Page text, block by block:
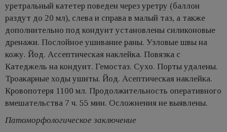
уретральный катетер поведен через уретру (баллон
раздут до 20 мл), слева и справа в малый таз, а также
дополнительно под кондуит установлены силиконовые
дренажи. Послойное ушивание раны. Узловые швы на
кожу. Йод. Ассептическая наклейка. Повязка с
Катеджель на кондуит. Гемостаз. Сухо. Порты удалены.
Троакарные ходы ушиты. Йод. Асептическая наклейка.
Кровопотеря 1100 мл. Продолжительность оперативного
вмешательства 7 ч. 55 мин. Осложнения не выявлены.
Патоморфологическое заключение